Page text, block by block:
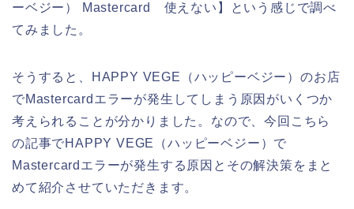
ーベジー） Mastercard 使えない】という感じで調べ
てみました。
そうすると、HAPPY VEGE（ハッピーベジー）のお店
でMastercardエラーが発生してしまう原因がいくつか
考えられることが分かりました。なので、今回こちら
の記事でHAPPY VEGE（ハッピーベジー）で
Mastercardエラーが発生する原因とその解決策をまと
めて紹介させていただきます。